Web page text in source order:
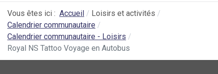
Vous êtes ici : Accueil
Loisirs et activités
Calendrier communautaire
Calendrier communautaire - Loisirs
Royal NS Tattoo Voyage en Autobus